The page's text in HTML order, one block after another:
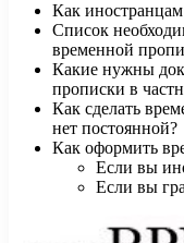
Как
Список
временной
Какие нужны
прописки в
Как сделать
нет постоянной?
Как оформить
Если вы
Если вы